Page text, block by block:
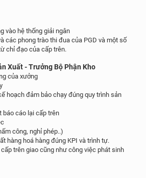
vào hệ thống giải ngân
các phong trào thi đua của PGD và một số
chỉ đạo của cấp trên.
Xuất - Trưởng Bộ Phận Kho
của xưởng
hoạch đảm bảo chạy đúng quy trình sản
báo cáo lại cấp trên
công, nghỉ phép..)
hàng hoá hàng đúng KPI và trình tự.
trên giao cũng như công việc phát sinh